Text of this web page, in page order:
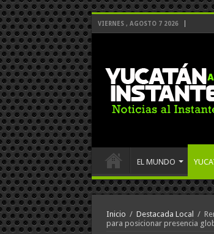
VIERNES , AGOSTO 7 2026
EL MUNDO
Inicio / Destacada Local /
para posicionar presencia